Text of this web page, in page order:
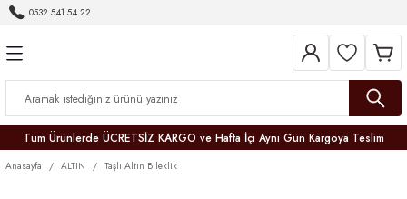
0532 541 54 22
Tüm Ürünlerde ÜCRETSİZ KARGO ve Hafta İçi Aynı Gün Kargoya Teslim
Anasayfa ALTIN Taşlı Altın Bileklik